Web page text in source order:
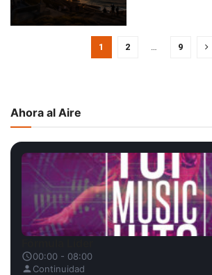
1 2 9
Ahora al Aire
00:00 - 08:00
Continuidad